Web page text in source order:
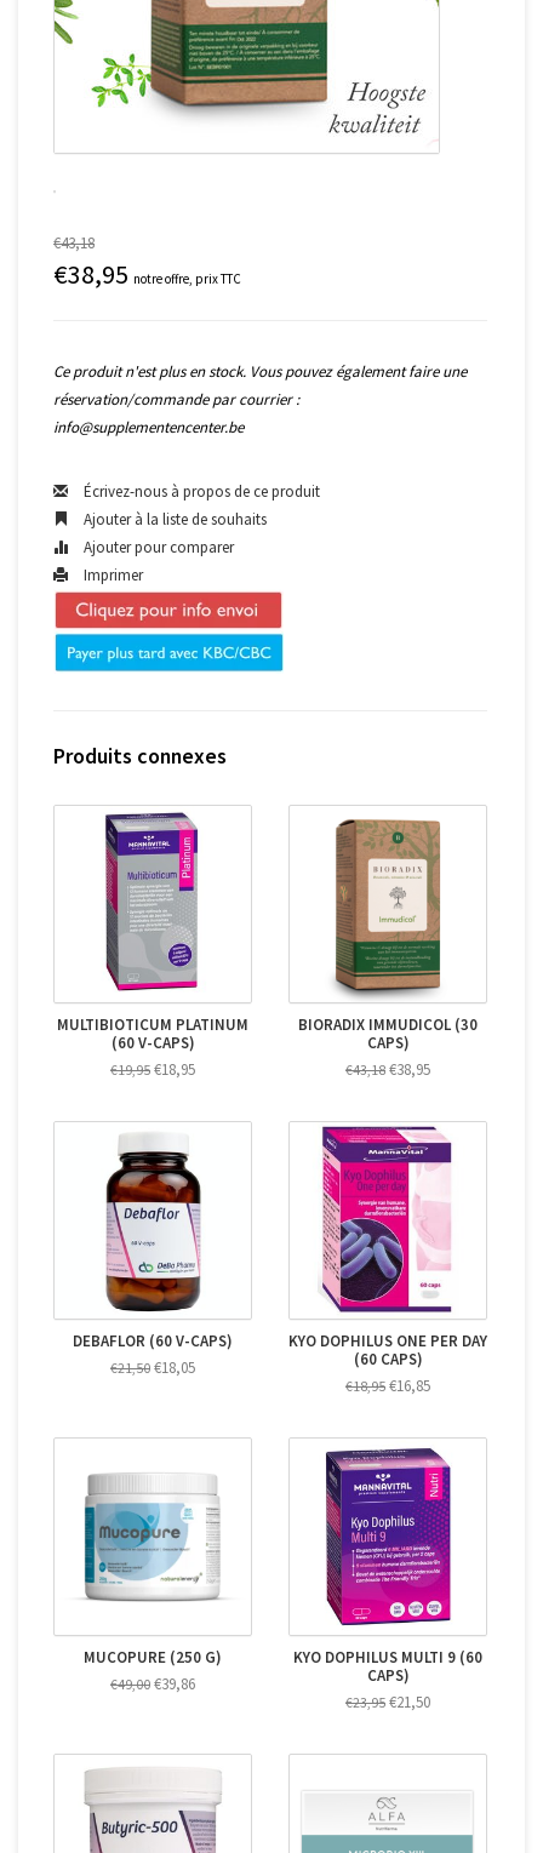
€43,18
€38,95 notre offre, prix TTC
Ce produit n'est plus en stock. Vous pouvez également faire une
réservation/commande par courrier :
info@supplementencenter.be
Écrivez-nous à propos de ce produit
Ajouter à la liste de souhaits
Ajouter pour comparer
Imprimer
Produits connexes
MULTIBIOTICUM PLATINUM
(60 V-CAPS)
€19,95 €18,95
BIORADIX IMMUDICOL (30
CAPS)
€43,18 €38,95
DEBAFLOR (60 V-CAPS)
€21,50 €18,05
KYO DOPHILUS ONE PER DAY
(60 CAPS)
€18,95 €16,85
MUCOPURE (250 G)
€49,00 €39,86
KYO DOPHILUS MULTI 9 (60
CAPS)
€23,95 €21,50